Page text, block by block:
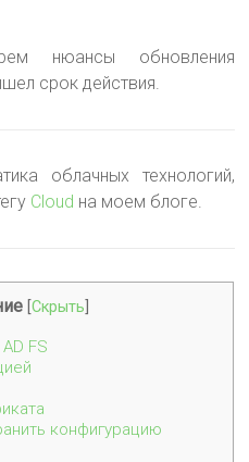
нюансы обновления
срок действия.
облачных технологий,
Cloud на моем блоге.
[Скрыть
FS
конфигурацию